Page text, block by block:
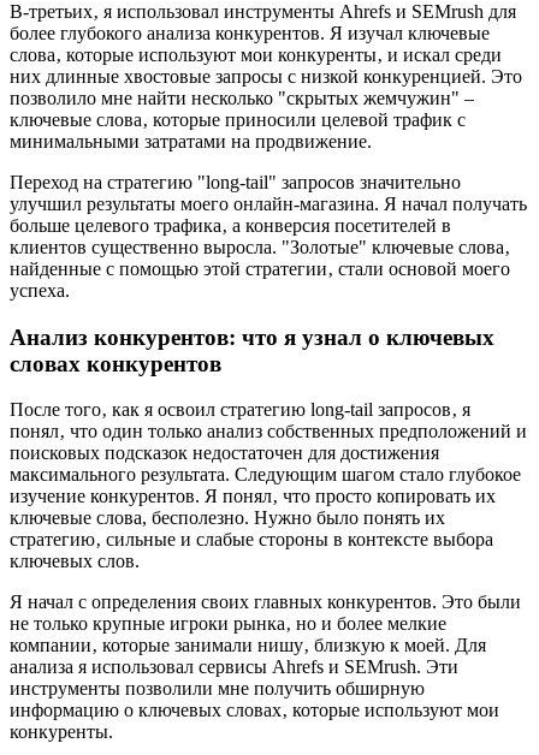
В-третьих‚ я использовал инструменты Ahrefs и SEMrush для
более глубокого анализа конкурентов. Я изучал ключевые
слова‚ которые используют мои конкуренты‚ и искал среди
них длинные хвостовые запросы с низкой конкуренцией. Это
позволило мне найти несколько "скрытых жемчужин" –
ключевые слова‚ которые приносили целевой трафик с
минимальными затратами на продвижение.
Переход на стратегию "long-tail" запросов значительно
улучшил результаты моего онлайн-магазина. Я начал получать
больше целевого трафика‚ а конверсия посетителей в
клиентов существенно выросла. "Золотые" ключевые слова‚
найденные с помощью этой стратегии‚ стали основой моего
успеха.
Анализ конкурентов: что я узнал о ключевых
словах конкурентов
После того‚ как я освоил стратегию long-tail запросов‚ я
понял‚ что один только анализ собственных предположений и
поисковых подсказок недостаточен для достижения
максимального результата. Следующим шагом стало глубокое
изучение конкурентов. Я понял‚ что просто копировать их
ключевые слова, бесполезно. Нужно было понять их
стратегию‚ сильные и слабые стороны в контексте выбора
ключевых слов.
Я начал с определения своих главных конкурентов. Это были
не только крупные игроки рынка‚ но и более мелкие
компании‚ которые занимали нишу‚ близкую к моей. Для
анализа я использовал сервисы Ahrefs и SEMrush. Эти
инструменты позволили мне получить обширную
информацию о ключевых словах‚ которые используют мои
конкуренты.